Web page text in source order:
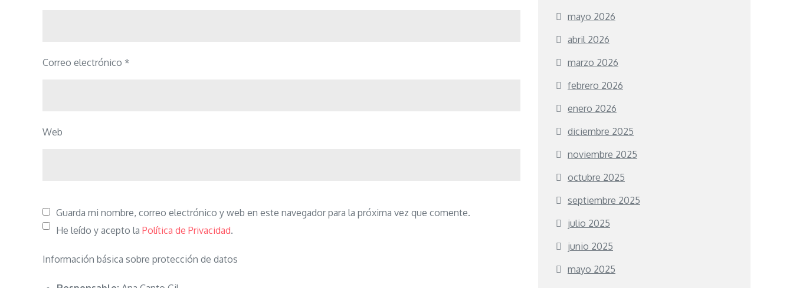
Correo electrónico *
Web
Guarda mi nombre, correo electrónico y web en este navegador para la próxima vez que comente.
He leído y acepto la Política de Privacidad.
Información básica sobre protección de datos
mayo 2026
abril 2026
marzo 2026
febrero 2026
enero 2026
diciembre 2025
noviembre 2025
octubre 2025
septiembre 2025
julio 2025
junio 2025
mayo 2025